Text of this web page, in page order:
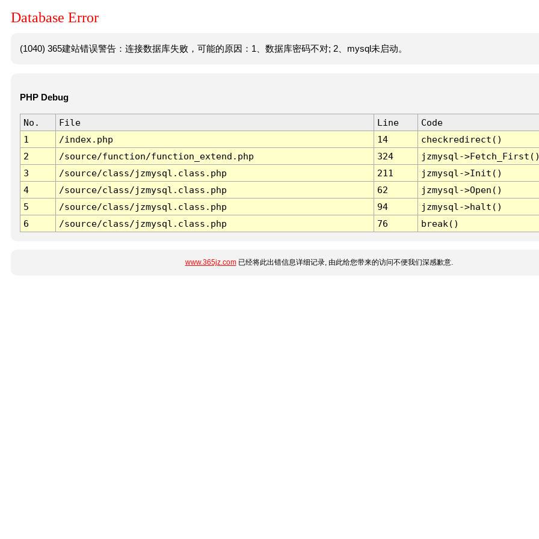
Database Error
(1040) 365建站错误警告：连接数据库失败，可能的原因：1、数据库密码不对; 2、mysql未启动。
PHP Debug
No. File Line
Code
1
/index.php 14
checkredirect()
2
/source/function/function_extend.php 324
jzmysql-
3
/source/class/jzmysql.class.php 211
jzmysql->Init()
4
/source/class/jzmysql.class.php 62
jzmysql->Open()
5
/source/class/jzmysql.class.php 94
jzmysql->halt()
6
/source/class/jzmysql.class.php 76 break()
www.365jz.com已经将此出错信息详细记录, 由此给您带来的访问不便我们深感歉意.